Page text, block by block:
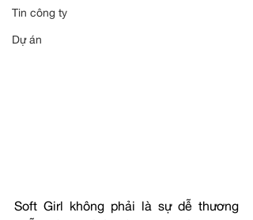
Tin công ty
Dự án
Soft Girl không phải là sự dễ thương